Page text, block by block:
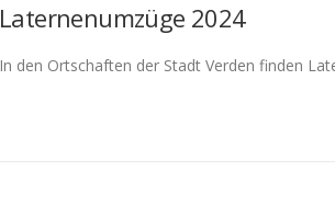
Laternenumzüge 2024
In den Ortschaften der Stadt Verden finden